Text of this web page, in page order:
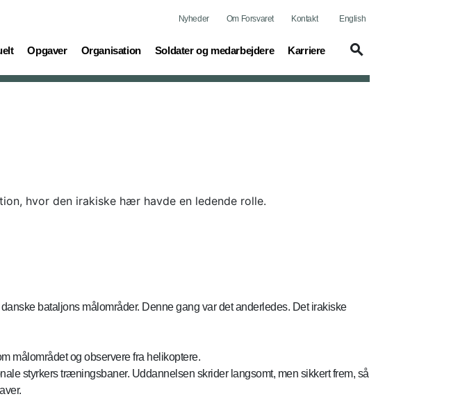
Nyheder Om Forsvaret Kontakt English
Opgaver
(current) Organisation
(current) Soldater og medarbejdere
(current) Karriere
(current)
hvor den irakiske hær havde en ledende rolle.
bataljons målområder. Denne gang var det anderledes. Det irakiske
målområdet og observere fra helikoptere.
styrkers træningsbaner. Uddannelsen skrider langsomt, men sikkert frem, så